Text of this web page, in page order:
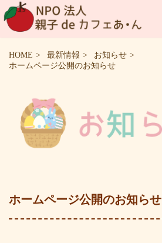
HOME 最新情報
お知らせ
ホームページ公開のお知らせ
ホームページ公開のお知らせ